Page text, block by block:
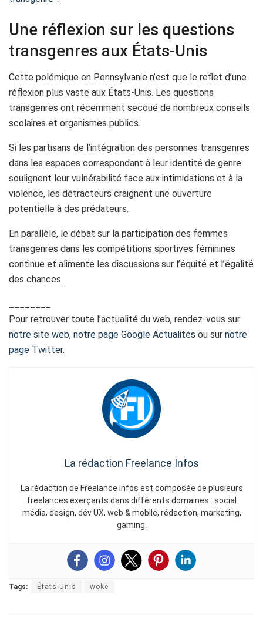
Une réflexion sur les questions
transgenres aux États-Unis
Cette polémique en Pennsylvanie n’est que le reflet d’une
réflexion plus vaste aux États-Unis. Les questions
transgenres ont récemment secoué de nombreux conseils
scolaires et organismes publics.
Si les partisans de l’intégration des personnes transgenres
dans les espaces correspondant à leur identité de genre
soulignent leur vulnérabilité face aux intimidations et à la
violence, les détracteurs craignent une ouverture
potentielle à des prédateurs.
En parallèle, le débat sur la participation des femmes
transgenres dans les compétitions sportives féminines
continue et alimente les discussions sur l’équité et l’égalité
des chances.
Pour retrouver toute l’actualité du web, rendez-vous sur
notre site web, notre page Google Actualités ou sur notre
page Twitter.
La rédaction Freelance Infos
La rédaction de Freelance Infos est composée de plusieurs
freelances exerçants dans différents domaines : social
média, design, dév UX, web & mobile, rédaction, marketing,
gaming.
Tags: États-Unis woke